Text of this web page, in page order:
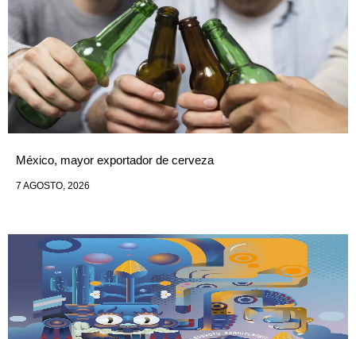
México, mayor exportador de cerveza
7 AGOSTO, 2026